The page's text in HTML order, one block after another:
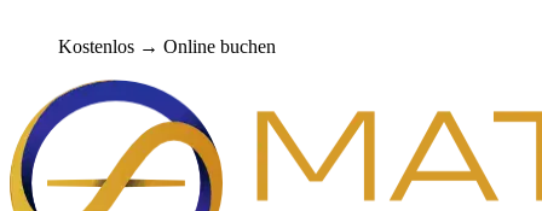
Kostenlos → Online buchen